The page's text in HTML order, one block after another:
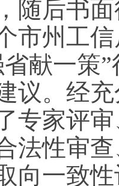
随后书
市州工
献一策
议。经
专家评
法性审
向一致